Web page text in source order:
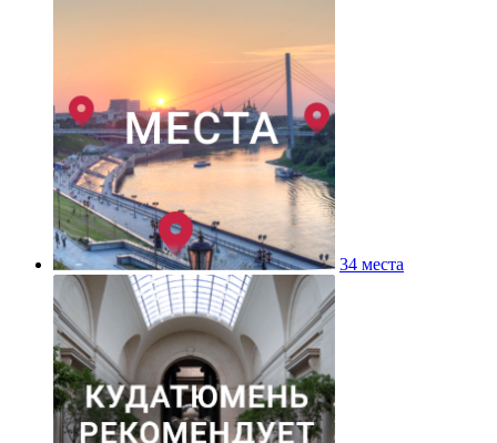
34 места